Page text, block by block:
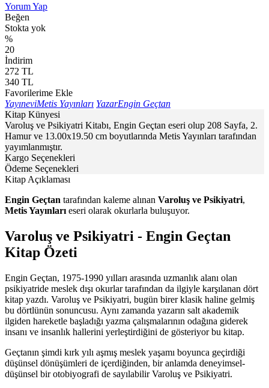
Yorum Yap
Beğen
Stokta yok
%
20
İndirim
272 TL
340 TL
Favorilerime Ekle
YayıneviMetis Yayınları YazarEngin Geçtan
Kitap Künyesi
Varoluş ve Psikiyatri Kitabı, Engin Geçtan eseri olup 208 Sayfa, 2.
Hamur ve 13.00x19.50 cm boyutlarında Metis Yayınları tarafından
yayımlanmıştır.
Kargo Seçenekleri
Ödeme Seçenekleri
Kitap Açıklaması
Engin Geçtan tarafından kaleme alınan Varoluş ve Psikiyatri,
Metis Yayınları eseri olarak okurlarla buluşuyor.
Varoluş ve Psikiyatri - Engin Geçtan
Kitap Özeti
Engin Geçtan, 1975-1990 yılları arasında uzmanlık alanı olan
psikiyatride meslek dışı okurlar tarafından da ilgiyle karşılanan dört
kitap yazdı. Varoluş ve Psikiyatri, bugün birer klasik haline gelmiş
bu dörtlünün sonuncusu. Aynı zamanda yazarın salt akademik
ilgiden hareketle başladığı yazma çalışmalarının odağına giderek
insanı ve insanlık hallerini yerleştirdiğini de gösteriyor bu kitap.
Geçtanın şimdi kırk yılı aşmış meslek yaşamı boyunca geçirdiği
düşünsel dönüşümleri de içerdiğinden, bir anlamda deneyimsel-
düşünsel bir otobiyografi de sayılabilir Varoluş ve Psikiyatri.